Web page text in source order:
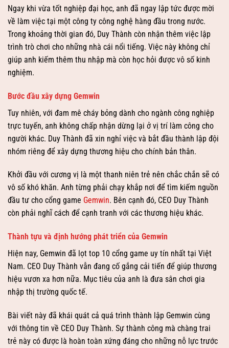
Ngay khi vừa tốt nghiệp đại học, anh đã ngay lập tức được mời
về làm việc tại một công ty công nghệ hàng đầu trong nước.
Trong khoảng thời gian đó, Duy Thành còn nhận thêm việc lập
trình trò chơi cho những nhà cái nổi tiếng. Việc này không chỉ
giúp anh kiếm thêm thu nhập mà còn học hỏi được vô số kinh
nghiệm.
Bước đầu xây dựng Gemwin
Tuy nhiên, với đam mê cháy bỏng dành cho ngành công nghiệp
trực tuyến, anh không chấp nhận dừng lại ở vị trí làm công cho
người khác. Duy Thành đã xin nghỉ việc và bắt đầu thành lập đội
nhóm riêng để xây dựng thương hiệu cho chính bản thân.
Khởi đầu với cương vị là một thanh niên trẻ nên chắc chắn sẽ có
vô số khó khăn. Anh từng phải chạy khắp nơi để tìm kiếm nguồn
đầu tư cho cổng game Gemwin. Bên cạnh đó, CEO Duy Thành
còn phải nghĩ cách để cạnh tranh với các thương hiệu khác.
Thành tựu và định hướng phát triển của Gemwin
Hiện nay, Gemwin đã lọt top 10 cổng game uy tín nhất tại Việt
Nam. CEO Duy Thành vẫn đang cố gắng cải tiến để giúp thương
hiệu vươn xa hơn nữa. Mục tiêu của anh là đưa sân chơi gia
nhập thị trường quốc tế.
Bài viết này đã khái quát cả quá trình thành lập Gemwin cùng
với thông tin về CEO Duy Thành. Sự thành công mà chàng trai
trẻ này có được là hoàn toàn xứng đáng cho những nỗ lực trước